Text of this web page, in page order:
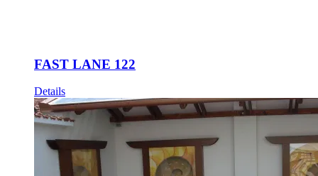
FAST LANE 122
Details